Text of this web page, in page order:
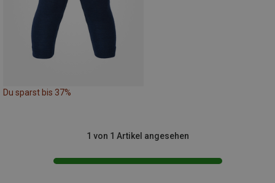
Du sparst bis 37%
1 von 1 Artikel angesehen